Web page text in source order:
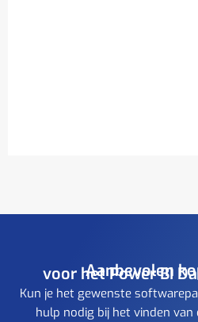
Aanbevolen
voor het Power BI
Kun je het gewenste
hulp nodig bij het vinden van